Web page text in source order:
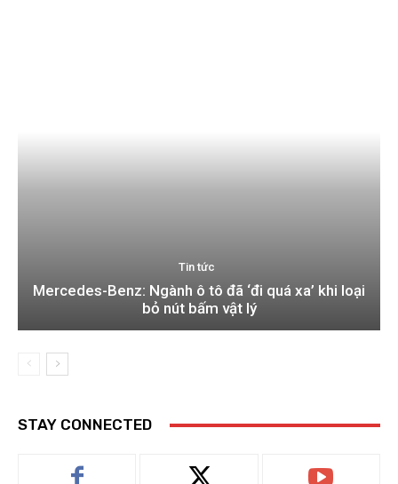
Tin tức
Mercedes-Benz: Ngành ô tô đã ‘đi quá xa’ khi loại
bỏ nút bấm vật lý
STAY CONNECTED